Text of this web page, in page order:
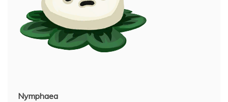
Nymphaea